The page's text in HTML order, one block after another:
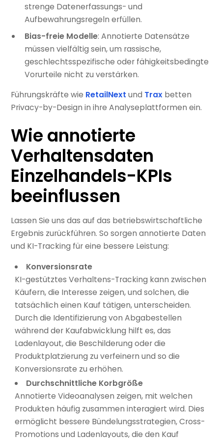
strenge Datenerfassungs- und
Aufbewahrungsregeln erfüllen.
Bias-freie Modelle: Annotierte Datensätze
müssen vielfältig sein, um rassische,
geschlechtsspezifische oder fähigkeitsbedingte
Vorurteile nicht zu verstärken.
Führungskräfte wie RetailNext und Trax betten
Privacy-by-Design in ihre Analyseplattformen ein.
Wie annotierte
Verhaltensdaten
Einzelhandels-KPIs
beeinflussen
Lassen Sie uns das auf das betriebswirtschaftliche
Ergebnis zurückführen. So sorgen annotierte Daten
und KI-Tracking für eine bessere Leistung:
Konversionsrate
KI-gestütztes Verhaltens-Tracking kann zwischen
Käufern, die Interesse zeigen, und solchen, die
tatsächlich einen Kauf tätigen, unterscheiden.
Durch die Identifizierung von Abgabestellen
während der Kaufabwicklung hilft es, das
Ladenlayout, die Beschilderung oder die
Produktplatzierung zu verfeinern und so die
Konversionsrate zu erhöhen.
Durchschnittliche Korbgröße
Annotierte Videoanalysen zeigen, mit welchen
Produkten häufig zusammen interagiert wird. Dies
ermöglicht bessere Bündelungsstrategien, Cross-
Promotions und Ladenlayouts, die den Kauf